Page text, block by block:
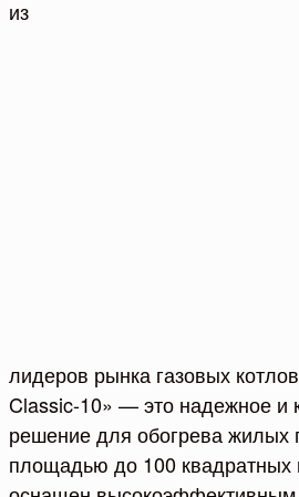
из
лидеров рынка газовых
Classic-10» — это надежное и
решение для обогрева
площадью до 100 квадратных